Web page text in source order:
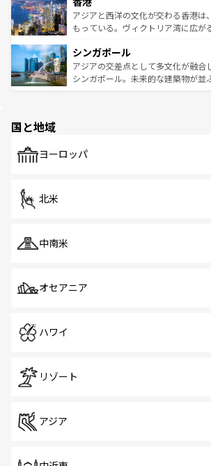
ひ現地で味わいたい。どの地域を訪
が旅行者を迎えてくれるので、きっ
参照してほしい。
帯で自然と触れ合い、南部ではプー
いビーチでリゾート気分を楽しむこ
激する。気候は一年中温暖で、どの
が待っている。親しみやすいタイの
た文化、そして多様な観光資源が、
アジアと西洋の文化が交わる香港は
もっている。ヴィクトリア湾に広が
み、どこを訪れても感動するはず。
ており、効率よく見どころを回れる
うな絶景から文化的な体験まで、香
シンガポール
アジアの交差点として多文化が融合
シンガポール。未来的な建築物が並
で、ホーカーズは地元の風情を楽し
国と地域
ヨーロッパ
北米
中南米
オセアニア
ハワイ
リゾート
アジア